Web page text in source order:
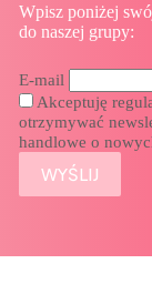
Wpisz poniżej
do naszej grupy:
E-mail
Akceptuję
otrzymywać
handlowe o